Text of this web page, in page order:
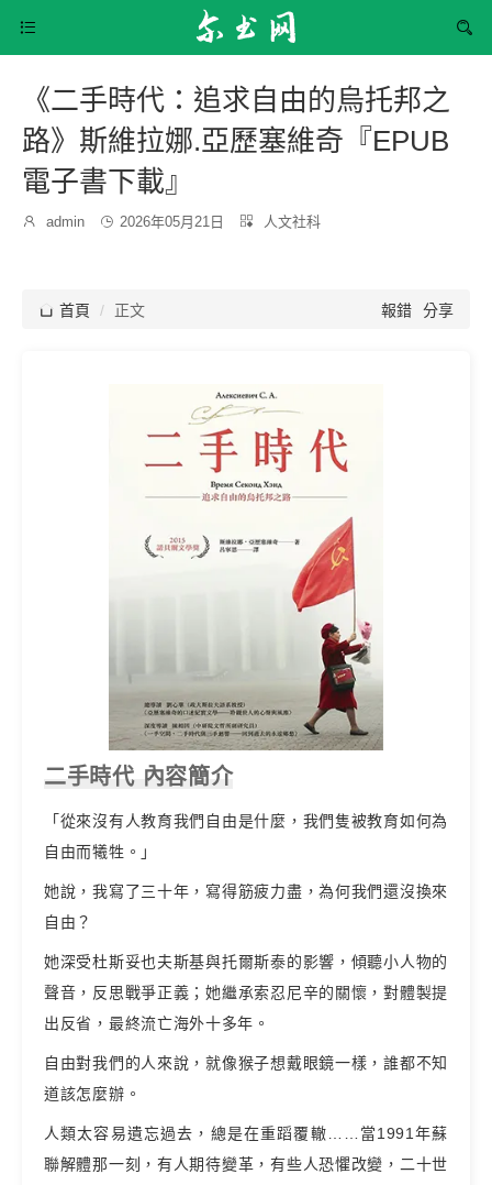


《二手時代：追求自由的烏托邦之
路》斯維拉娜.亞歷塞維奇『EPUB
電子書下載』

博
admin  發
2026年05月21日 
分
人文社科
 首頁 正文 報錯 分享
二手時代 內容簡介
「從來沒有人教育我們自由是什麼，我們隻被教育如何為
自由而犧牲。」
她說，我寫了三十年，寫得筋疲力盡，為何我們還沒換來
自由？
她深受杜斯妥也夫斯基與托爾斯泰的影響，傾聽小人物的
聲音，反思戰爭正義；她繼承索忍尼辛的關懷，對體製提
出反省，最終流亡海外十多年。
自由對我們的人來說，就像猴子想戴眼鏡一樣，誰都不知
道該怎麼辦。
人類太容易遺忘過去，總是在重蹈覆轍……當1991年蘇
聯解體那一刻，有人期待變革，有些人恐懼改變，二十世